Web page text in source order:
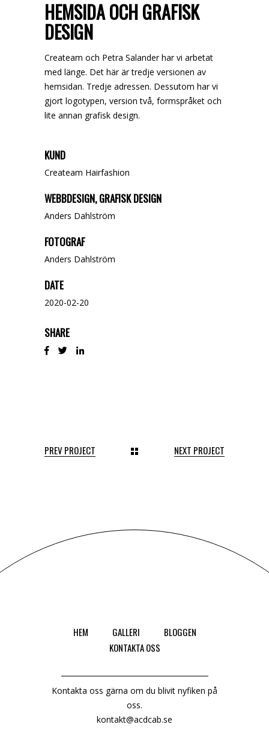
HEMSIDA OCH GRAFISK
DESIGN
Createam och Petra Salander har vi arbetat
med länge. Det här är tredje versionen av
hemsidan. Tredje adressen. Dessutom har vi
gjort logotypen, version två, formspråket och
lite annan grafisk design.
KUND
Createam Hairfashion
WEBBDESIGN, GRAFISK DESIGN
Anders Dahlström
FOTOGRAF
Anders Dahlström
DATE
2020-02-20
SHARE
PREV PROJECT NEXT PROJECT
HEM GALLERI
BLOGGEN
KONTAKTA OSS
Kontakta oss gärna om du blivit nyfiken på
oss.
kontakt@acdcab.se